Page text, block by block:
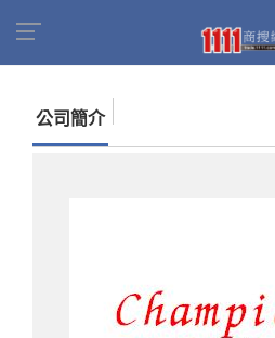
公司簡介